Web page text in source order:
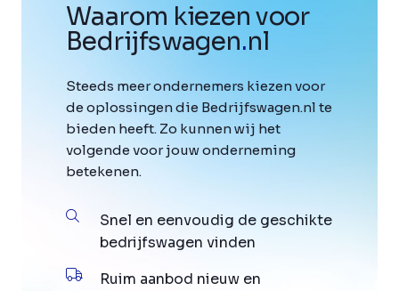
Waarom kiezen voor
Bedrijfswagen.nl
Steeds meer ondernemers kiezen voor
de oplossingen die Bedrijfswagen.nl te
bieden heeft. Zo kunnen wij het
volgende voor jouw onderneming
betekenen.
Snel en eenvoudig de geschikte
bedrijfswagen vinden
Ruim aanbod nieuw en